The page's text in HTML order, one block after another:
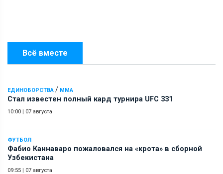
Всё вместе
ЕДИНОБОРСТВА / ММА
Стал известен полный кард турнира UFC 331
10:00 | 07 августа
ФУТБОЛ
Фабио Каннаваро пожаловался на «крота» в сборной
Узбекистана
09:55 | 07 августа